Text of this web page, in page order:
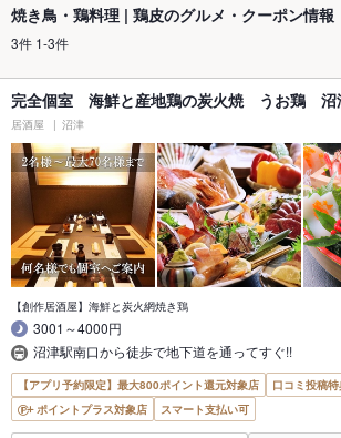
焼き鳥・鶏料理 | 鶏皮のグルメ・クーポン情報
3件 1-3件
完全個室 海鮮と産地鶏の炭火焼 うお鶏 沼
居酒屋 沼津
【創作居酒屋】海鮮と炭火網焼き鶏
3001～4000円
沼津駅南口から徒歩で地下道を通ってすぐ!!
【アプリ予約限定】最大800ポイント還元対象店
口コミ投稿
ポイントプラス対象店
スマート支払い可